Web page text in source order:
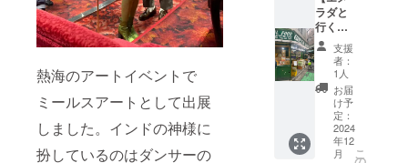
熱海のアートイベントで
ミールスアートとして出展
しました。インドの神様に
扮しているのはダンサーの
りませ
ん。 ・
実施概
要：120
分〜180
分×1回
・有効
期限：
2026年
12月末
「原材
料及び
添加物
等の食
品表示
はお届
け商品
のラベ
ルに表
記され
料選び
などの
座学か
ら始め
て実践
までや
りま
す。 一
度に4人
ぐらい
のグ
ラダと
行く！
新大久
保仕入
れ体験
ツ
アー！
】 エメ
ラダが
仕入れ
でよく
支援
者：
1人
お届
け予
定：
2024
年12
月
こ